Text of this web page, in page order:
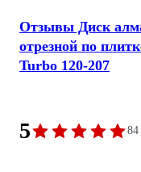
Отзывы Диск
отрезной по
Turbo 120-207
5 84